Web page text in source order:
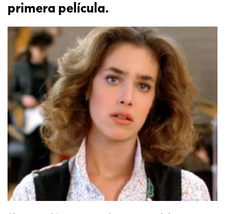
primera película.